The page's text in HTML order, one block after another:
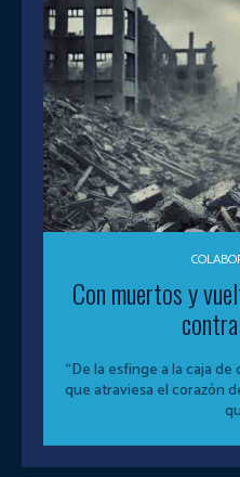
Con muertos y
“De la esfinge a la caja
que atraviesa el corazón